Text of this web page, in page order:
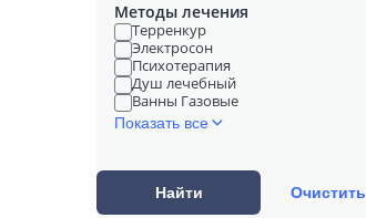
Методы лечения
Терренкур
Электросон
Психотерапия
Душ лечебный
Ванны Газовые
Показать все
Найти Очистить